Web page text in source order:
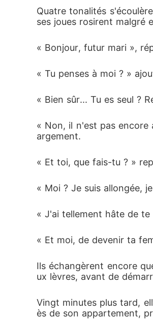
Quatre tonalités
ses joues rosirent malgré
« Bonjour, futur mari »,
« Tu penses à moi ? »
« Bien sûr... Tu es seul ?
« Non, il n'est pas encore
argement.
« Et toi, que fais-tu ? »
« Moi ? Je suis allongée,
« J'ai tellement hâte de
« Et moi, de devenir ta
Ils échangèrent encore
ux lèvres, avant de
Vingt minutes plus tard,
ès de son appartement,